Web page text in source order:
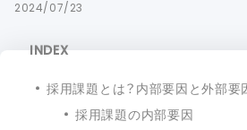
2024/07/23
INDEX
採用課題とは？内部要因と外部要
採用課題の内部要因